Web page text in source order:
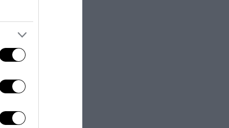
servizi e
comehotel
con